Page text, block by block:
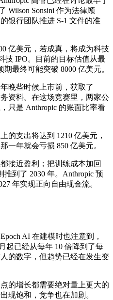
Wilson Sonsini 作为法律顾
银行团队推进 S-1 文件的准
亿美元，若成真，将成为科技
技 IPO。目前的目标估值从最
最终可能突破 8000 亿美元。
晚些时候上市前，获取了
资料。在这场竞赛里，两家公
只是 Anthropic 的账面比率看
的支出将达到 1210 亿美元，
一年就会亏损 850 亿美元。
接近盈利；把训练成本加回
到了 2030 年。Anthropic 预
年实现正向自由现金流。
AI 在建模时也注意到，
起已经从每年 10 倍降到了每
的数字，但趋势已经在发生变
的增长都需要绝对量上更大的
现饱和，竞争也在加剧。